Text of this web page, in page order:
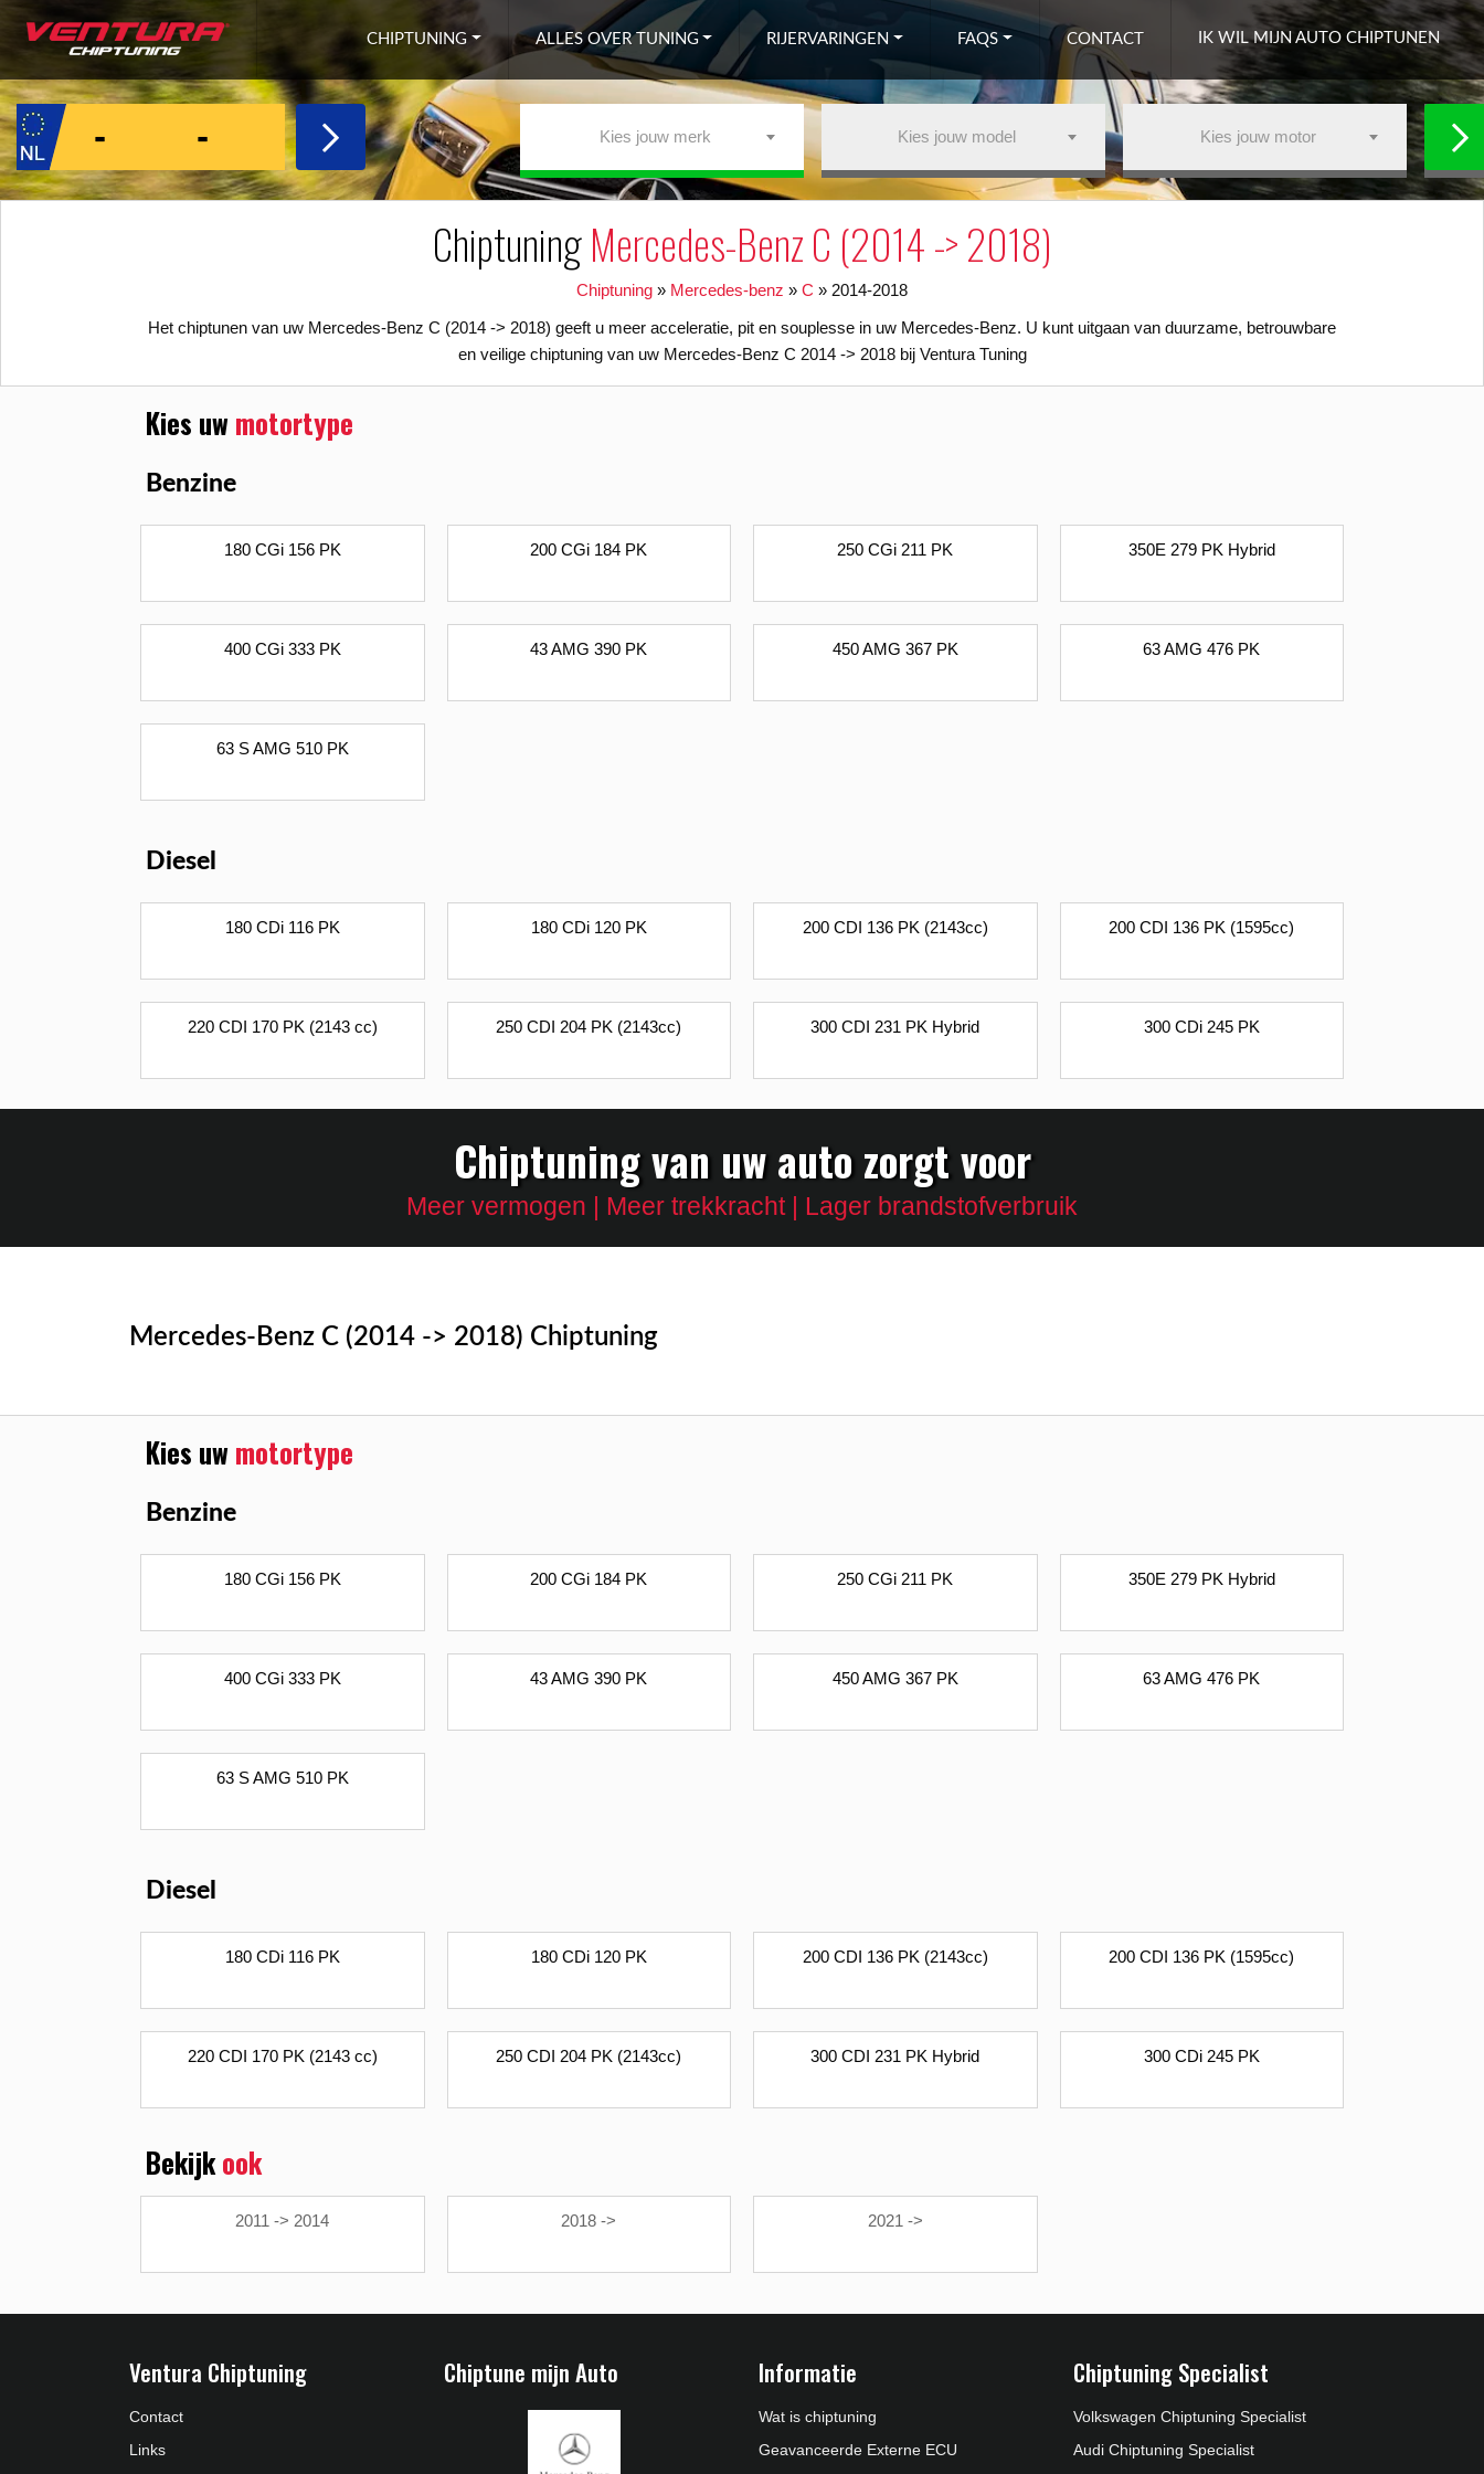
Ga naar inhoud
CHIPTUNING ALLES OVER TUNING RIJERVARINGEN FAQS CONTACT IK WIL MIJN AUTO CHIPTUNEN
Kies jouw merk Kies jouw model Kies jouw motor
ChiptuningMercedes-Benz C (2014 -> 2018)
Chiptuning » Mercedes-benz » C » 2014-2018
Het chiptunen van uw Mercedes-Benz C (2014 -> 2018) geeft u meer acceleratie, pit en souplesse in uw Mercedes-Benz. U kunt uitgaan van duurzame, betrouwbare
en veilige chiptuning van uw Mercedes-Benz C 2014 -> 2018 bij Ventura Tuning
Kies uwmotortype
Benzine
180 CGi 156 PK 200 CGi 184 PK 250 CGi 211 PK 350E 279 PK Hybrid
400 CGi 333 PK 43 AMG 390 PK 450 AMG 367 PK 63 AMG 476 PK
63 S AMG 510 PK
Diesel
180 CDi 116 PK 180 CDi 120 PK 200 CDI 136 PK (2143cc) 200 CDI 136 PK (1595cc)
220 CDI 170 PK (2143 cc) 250 CDI 204 PK (2143cc) 300 CDI 231 PK Hybrid 300 CDi 245 PK
Chiptuning van uw auto zorgt voor
Meer vermogen | Meer trekkracht | Lager brandstofverbruik
Mercedes-Benz C (2014 -> 2018) Chiptuning
Kies uwmotortype
Benzine
180 CGi 156 PK 200 CGi 184 PK 250 CGi 211 PK 350E 279 PK Hybrid
400 CGi 333 PK 43 AMG 390 PK 450 AMG 367 PK 63 AMG 476 PK
63 S AMG 510 PK
Diesel
180 CDi 116 PK 180 CDi 120 PK 200 CDI 136 PK (2143cc) 200 CDI 136 PK (1595cc)
220 CDI 170 PK (2143 cc) 250 CDI 204 PK (2143cc) 300 CDI 231 PK Hybrid 300 CDi 245 PK
Bekijkook
2011 -> 2014 2018 -> 2021 ->
Ventura Chiptuning
Contact
Links
Chiptune mijn Auto Informatie
Wat is chiptuning
Geavanceerde Externe ECU
Chiptuning Specialist
Volkswagen Chiptuning Specialist
Audi Chiptuning Specialist